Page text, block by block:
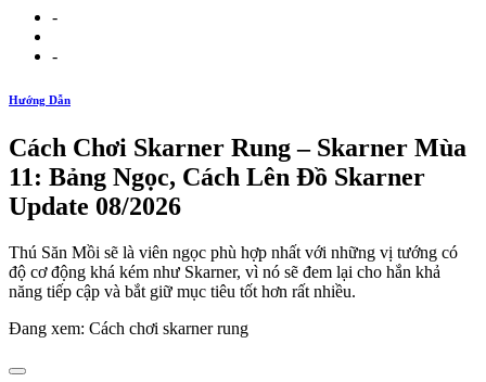
-
-
Hướng Dẫn
Cách Chơi Skarner Rung – Skarner Mùa
11: Bảng Ngọc, Cách Lên Đồ Skarner
Update 08/2026
Thú Săn Mồi sẽ là viên ngọc phù hợp nhất với những vị tướng có
độ cơ động khá kém như Skarner, vì nó sẽ đem lại cho hắn khả
năng tiếp cập và bắt giữ mục tiêu tốt hơn rất nhiều.
Đang xem: Cách chơi skarner rung